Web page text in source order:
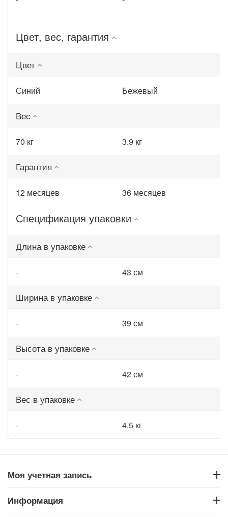
Цвет, вес, гарантия
Цвет
Синий Бежевый
Вес
70 кг 3.9 кг
Гарантия
12 месяцев 36 месяцев
Спецификация упаковки
Длина в упаковке
- 43 см
Ширина в упаковке
- 39 см
Высота в упаковке
- 42 см
Вес в упаковке
- 4.5 кг
Моя учетная запись
Информация